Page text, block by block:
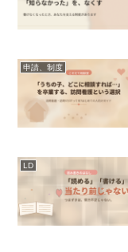
申請、制度
LD